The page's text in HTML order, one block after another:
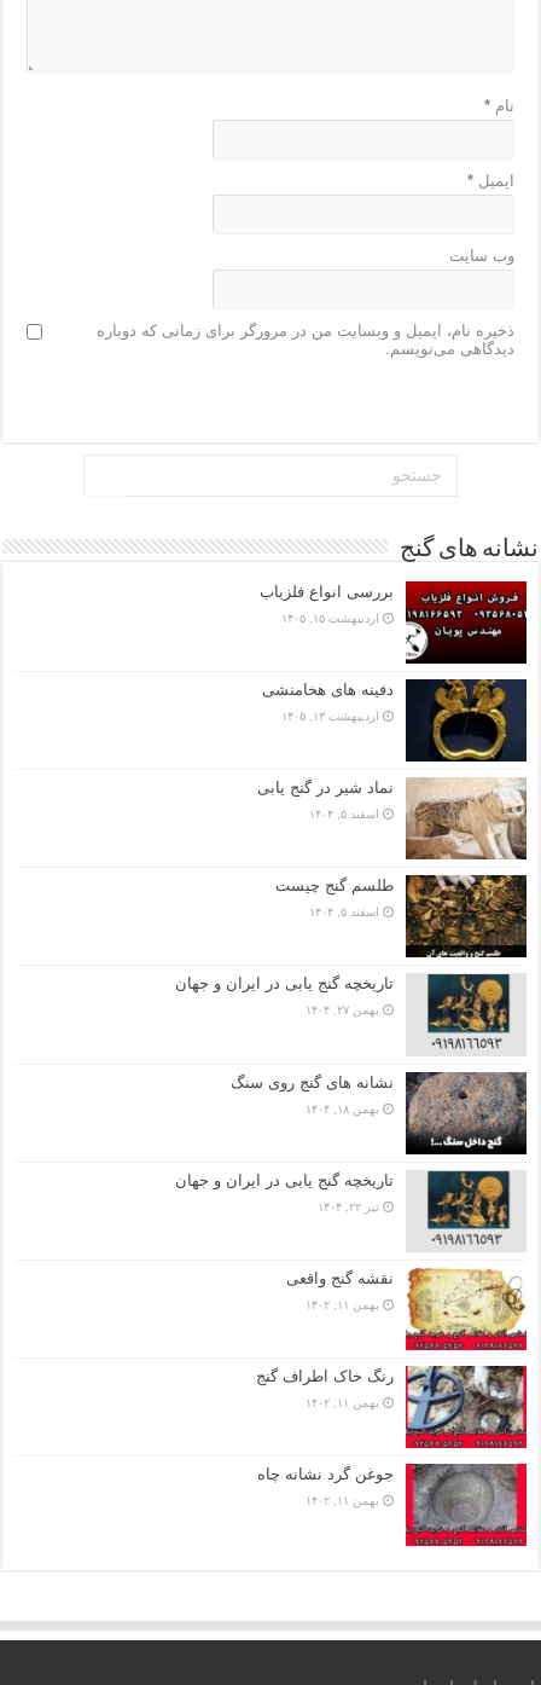
نام*
ایمیل*
وب‌ سایت
ذخیره نام، ایمیل و وبسایت من در مرورگر برای زمانی که دوباره
دیدگاهی می‌نویسم.
نشانه های گنج
بررسی انواع فلزیاب
اردیبهشت ۱۵, ۱۴۰۵
دفینه های هخامنشی
اردیبهشت ۱۳, ۱۴۰۵
نماد شیر در گنج یابی
اسفند ۵, ۱۴۰۴
طلسم گنج چیست
اسفند ۵, ۱۴۰۴
تاریخچه گنج‌ یابی در ایران و جهان
بهمن ۲۷, ۱۴۰۴
نشانه های گنج روی سنگ
بهمن ۱۸, ۱۴۰۴
تاریخچه گنج‌ یابی در ایران و جهان
تیر ۲۲, ۱۴۰۴
نقشه گنج واقعی
بهمن ۱۱, ۱۴۰۲
رنگ خاک اطراف گنج
بهمن ۱۱, ۱۴۰۲
جوغن گرد نشانه چاه
بهمن ۱۱, ۱۴۰۲